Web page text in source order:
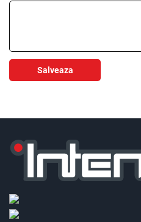
Salveaza